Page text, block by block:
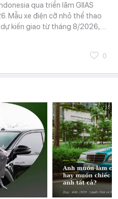
qua triển lãm GIIAS
Mẫu xe điện cỡ nhỏ thể thao
dự kiến giao từ tháng 8/2026,…
0